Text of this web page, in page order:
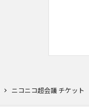
ニコニコ超会議 チケット